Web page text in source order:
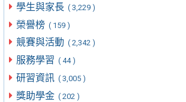
學生與家長 ( 3,229 )
榮譽榜 ( 159 )
競賽與活動 ( 2,342 )
服務學習 ( 44 )
研習資訊 ( 3,005 )
獎助學金 ( 202 )